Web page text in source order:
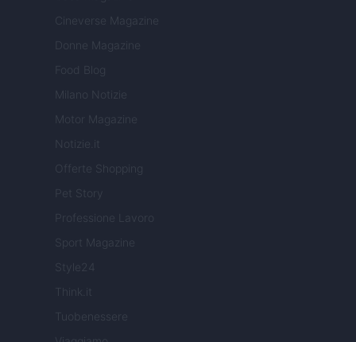
Cineverse Magazine
Donne Magazine
Food Blog
Milano Notizie
Motor Magazine
Notizie.it
Offerte Shopping
Pet Story
Professione Lavoro
Sport Magazine
Style24
Think.it
Tuobenessere